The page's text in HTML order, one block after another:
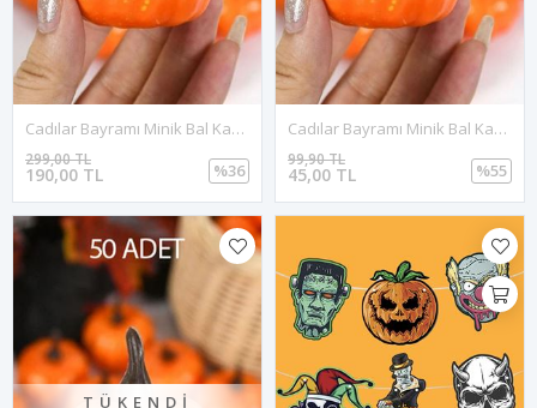
Cadılar Bayramı Minik Bal Kabağı Figür Süs 5cm - 30 ADET
190,00 TL
299,00 TL
%36
Cadılar Bayramı Minik Bal Kabağı Figür Süs 5cm - 5 ADET
45,00 TL
99,90 TL
%55
TÜKENDI